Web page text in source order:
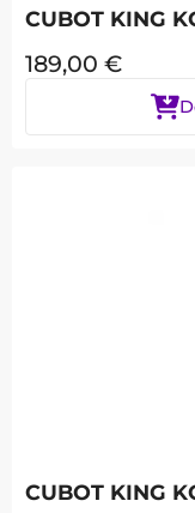
CUBOT KING
189,00 €
CUBOT KING